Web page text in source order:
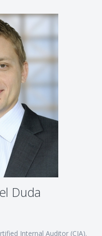
Duda
Internal Auditor (CIA).